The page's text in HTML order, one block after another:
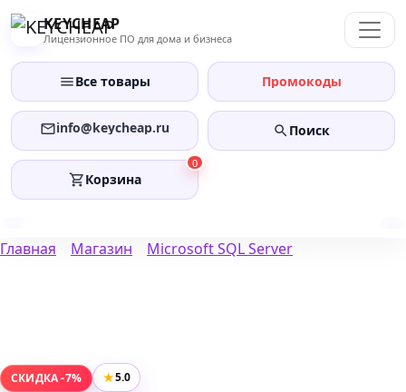
Перейти
KEYCHEAP
Лицензионное ПО для дома и бизнеса
Все товары Промокоды
info@keycheap.ru Поиск
0
Корзина
Главная Магазин Microsoft SQL Server
СКИДКА -7% ★5.0